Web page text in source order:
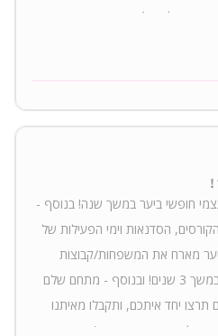
עד 1 דונם.
!
חופשי ביער במשך שנה! בנוסף -
הסדנאות וימי הפעילות של
- היער מארח את המשפחות/קבוצות
שלכם לעד 5 סיורים/קמפינגים במשך 3 שנים! ובנוסף - מתחם שלם
יחד איתכם, ותקבלו מאיתנו
בו לאורך עונות השנה (: